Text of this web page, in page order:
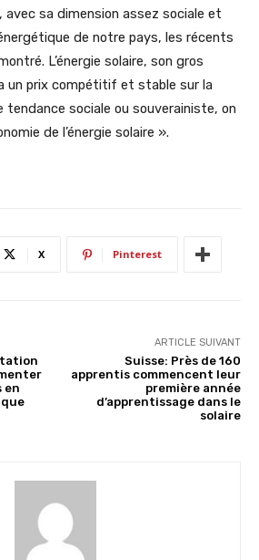
sa dimension assez sociale et
de notre pays, les récents
L’énergie solaire, son gros
un prix compétitif et stable sur la
tendance sociale ou souverainiste, on
de l’énergie solaire ».
X Pinterest
en
ARTICLE SUIVANT
Suisse: Près de 160
apprentis commencent leur
première année
d’apprentissage dans le
solaire